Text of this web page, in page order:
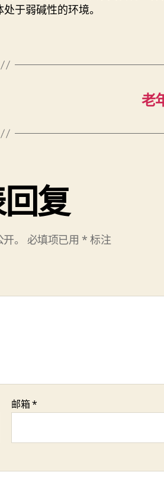
于弱碱性的环境。
老
复
。 必填项已用 * 标注
邮箱*